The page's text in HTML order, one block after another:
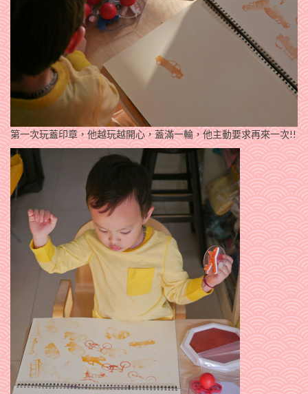
第一次玩蓋印章，他越玩越開心，蓋滿一輪，他主動要求再來一次!!